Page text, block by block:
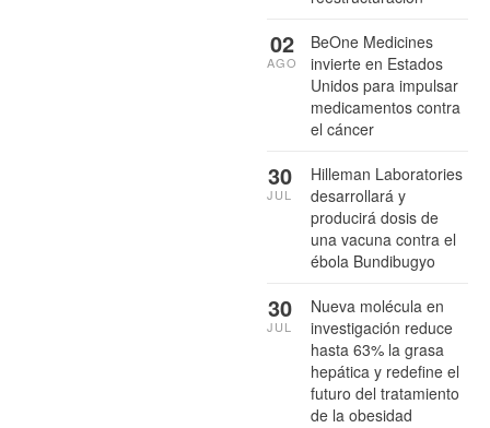
BeOne Medicines
invierte en Estados
Unidos para impulsar
medicamentos contra
el cáncer
02
AGO
Hilleman Laboratories
desarrollará y
producirá dosis de
una vacuna contra el
ébola Bundibugyo
30
JUL
Nueva molécula en
investigación reduce
hasta 63% la grasa
hepática y redefine el
futuro del tratamiento
de la obesidad
30
JUL